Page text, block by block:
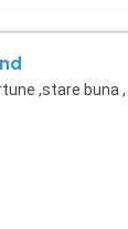
,stare buna ,